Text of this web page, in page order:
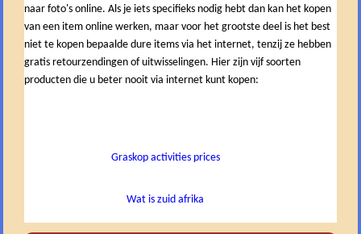
naar foto's online. Als je iets specifieks nodig hebt dan kan het kopen
van een item online werken, maar voor het grootste deel is het best
niet te kopen bepaalde dure items via het internet, tenzij ze hebben
gratis retourzendingen of uitwisselingen. Hier zijn vijf soorten
producten die u beter nooit via internet kunt kopen:
Graskop activities prices
Wat is zuid afrika